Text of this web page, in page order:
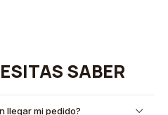
SABER
llegar mi pedido?